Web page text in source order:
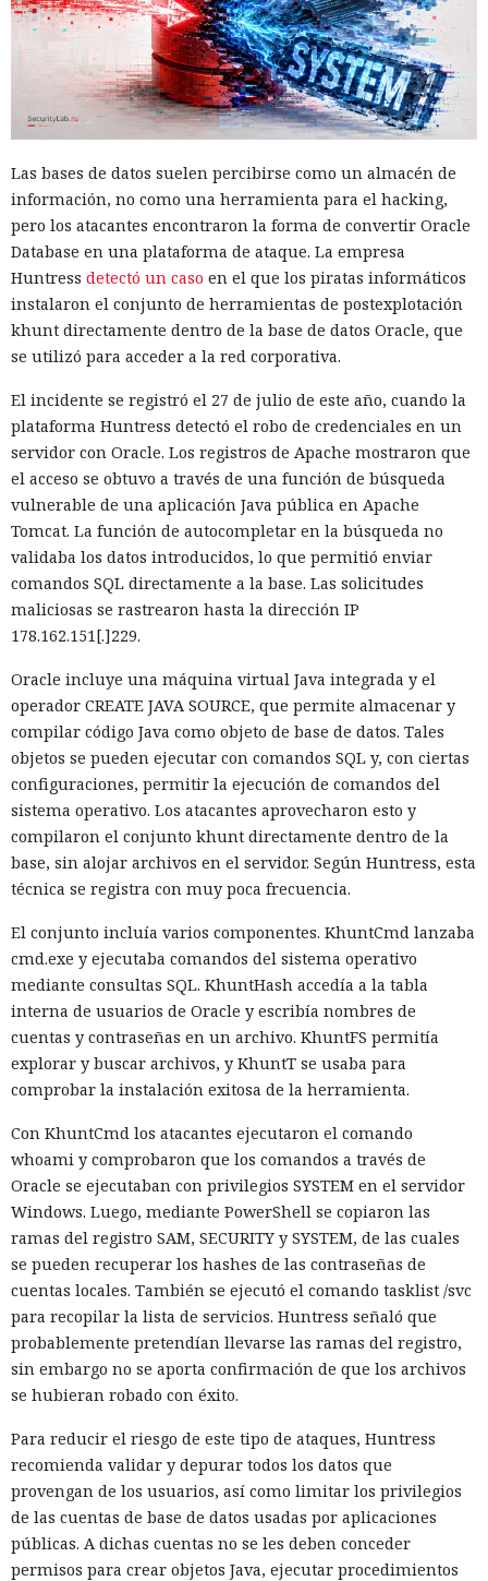
Los desarrolladores, que durante años soportaron fallos
repentinos de Node.js al compilar aplicaciones complejas,
pudieron respirar más tranquilos: salió una nueva versión
del conocido mensaje «FATAL ERROR». El equipo de Next.js
resentóla versión 16.3 — la primera actualización
importante desde octubre de 2025, que reduce el consumo
de memoria RAM en desarrollo hasta un 90% y, además,
acelera el renderizado y el funcionamiento en general.
La contribución principal a la economía de memoria la
aporta el empaquetador integrado Turbopack, que desde
En la nueva versión están activados por defecto el caché en
disco y el desplazamiento de datos no utilizados a disco. Una
instancia con 50 rutas (páginas separadas) ahora consume
alrededor de 840 megabytes en lugar de los anteriores 4,6
gigabytes — un ahorro de aproximadamente el 82%.
El caché en disco, probado ya en la versión 16.1, lee el caché
guardado antes de la compilación y recompila solo los
fragmentos de código que han cambiado. Según pruebas de
Vercel, una compilación de un proyecto que antes tardaba
aceleración de 2,3 veces. El desplazamiento de memoria,
activado por defecto en modo de desarrollo, mueve los datos
no solicitados al disco cuando se aproxima al umbral de
carga y los vuelve a cargar cuando es necesario.
En modo experimental está disponible un nuevo
compilador de React escrito en Rust, integrado directamente
en Turbopack. Evita la configuración manual de lamemoiza
ciónque antes requería pasar el código por el
34% en arranque en frío y en un 46% en recompilación.
La mejora de rendimiento también afectó a la ejecución del
código. El paso a TypeScript versión 7, reescrito en Go, según
la estimación del equipo de Next.js acelera el
funcionamiento aproximadamente diez veces. En el
servidor, renunciar a la conversión de los web streams a
renderizado permite procesar un 22% más de solicitudes
sin cambiar el código de las aplicaciones.
Entre otras novedades figuran la unificación de la carga útil
para reducir el número de solicitudes de precarga, un
mejor caché de archivos estáticos, la herramienta de
depuración Instant Navigations, que muestra los
componentes lentos, documentación con soporte de
versiones para agentes de IA, límites propios de manejo de
errores y compatibilidad con importaciones de archivos tipo
«glob».
Las conversaciones sobre la pérdida de popularidad de
Next.js en favor de los frameworks Remix, Astro y Gatsby
aún no se confirman en los datos: según el director general
de Vercel, Guillermo Rauch, este año el número de
descargas del framework superó los mil millones — casi el
doble del año pasado, que fue de alrededor de 520 millones.
Las bases de datos suelen percibirse como un almacén de
información, no como una herramienta para el hacking,
pero los atacantes encontraron la forma de convertir Oracle
Database en una plataforma de ataque. La empresa
Huntress detectó un caso en el que los piratas informáticos
instalaron el conjunto de herramientas de postexplotación
khunt directamente dentro de la base de datos Oracle, que
se utilizó para acceder a la red corporativa.
El incidente se registró el 27 de julio de este año, cuando la
plataforma Huntress detectó el robo de credenciales en un
servidor con Oracle. Los registros de Apache mostraron que
el acceso se obtuvo a través de una función de búsqueda
vulnerable de una aplicación Java pública en Apache
Tomcat. La función de autocompletar en la búsqueda no
validaba los datos introducidos, lo que permitió enviar
comandos SQL directamente a la base. Las solicitudes
maliciosas se rastrearon hasta la dirección IP
178.162.151[.]229.
Oracle incluye una máquina virtual Java integrada y el
operador CREATE JAVA SOURCE, que permite almacenar y
compilar código Java como objeto de base de datos. Tales
objetos se pueden ejecutar con comandos SQL y, con ciertas
configuraciones, permitir la ejecución de comandos del
sistema operativo. Los atacantes aprovecharon esto y
compilaron el conjunto khunt directamente dentro de la
base, sin alojar archivos en el servidor. Según Huntress, esta
técnica se registra con muy poca frecuencia.
El conjunto incluía varios componentes. KhuntCmd lanzaba
cmd.exe y ejecutaba comandos del sistema operativo
mediante consultas SQL. KhuntHash accedía a la tabla
interna de usuarios de Oracle y escribía nombres de
cuentas y contraseñas en un archivo. KhuntFS permitía
explorar y buscar archivos, y KhuntT se usaba para
comprobar la instalación exitosa de la herramienta.
Con KhuntCmd los atacantes ejecutaron el comando
whoami y comprobaron que los comandos a través de
Oracle se ejecutaban con privilegios SYSTEM en el servidor
Windows. Luego, mediante PowerShell se copiaron las
ramas del registro SAM, SECURITY y SYSTEM, de las cuales
se pueden recuperar los hashes de las contraseñas de
cuentas locales. También se ejecutó el comando tasklist /svc
para recopilar la lista de servicios. Huntress señaló que
probablemente pretendían llevarse las ramas del registro,
sin embargo no se aporta confirmación de que los archivos
se hubieran robado con éxito.
Para reducir el riesgo de este tipo de ataques, Huntress
recomienda validar y depurar todos los datos que
provengan de los usuarios, así como limitar los privilegios
de las cuentas de base de datos usadas por aplicaciones
públicas. A dichas cuentas no se les deben conceder
permisos para crear objetos Java, ejecutar procedimientos